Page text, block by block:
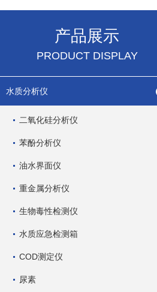
产品展示
PRODUCT DISPLAY
水质分析仪
二氧化硅分析仪
苯酚分析仪
油水界面仪
重金属分析仪
生物毒性检测仪
水质应急检测箱
COD测定仪
尿素